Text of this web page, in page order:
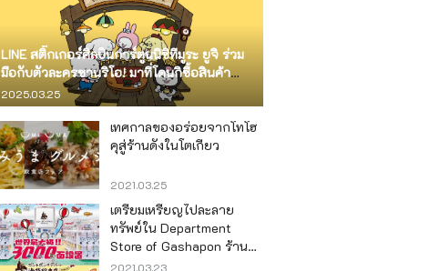
LINE สติ๊กเกอร์ศิลปินการ์ตูนนิชิทีมูระ ยูจิ ร่วม
มือกับตัวละครซานริโอ! มาที่โดนกิซื้อสินค้า
จำกัด
2025.03.25
เทศกาลของอร่อยจากโทโฮ
คุสู่ร้านดังในโตเกียว
2021.03.25
เตรียมเหรียญไปละลาย
ทรัพย์ใน Department
Store of Gashapon ร้านที่มี
เครื่องกาชาปองเยอะที่สุดใน
2021.03.23